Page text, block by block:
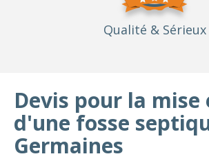
Qualité & Sérieux
Devis pour la mise
d'une fosse
Germaines